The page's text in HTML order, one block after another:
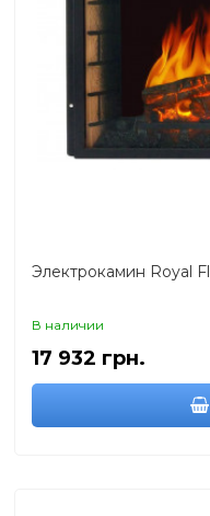
Электрокамин Royal
В наличии
17 932 грн.